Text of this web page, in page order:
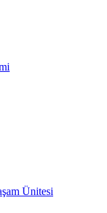
Ünitesi